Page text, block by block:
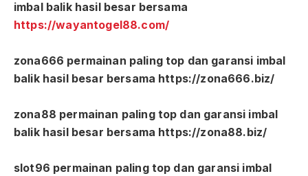
imbal balik hasil besar bersama
https://wayantogel88.com/
zona666 permainan paling top dan garansi imbal
balik hasil besar bersama https://zona666.biz/
zona88 permainan paling top dan garansi imbal
balik hasil besar bersama https://zona88.biz/
slot96 permainan paling top dan garansi imbal